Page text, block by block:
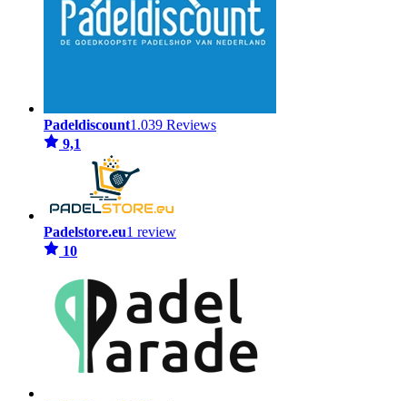
Padeldiscount1.039 Reviews
9,1
Padelstore.eu1 review
10